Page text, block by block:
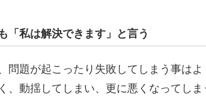
「私は解決できます」と言う
問題が起こったり失敗してしまう事は
、動揺してしまい、更に悪くなってしま